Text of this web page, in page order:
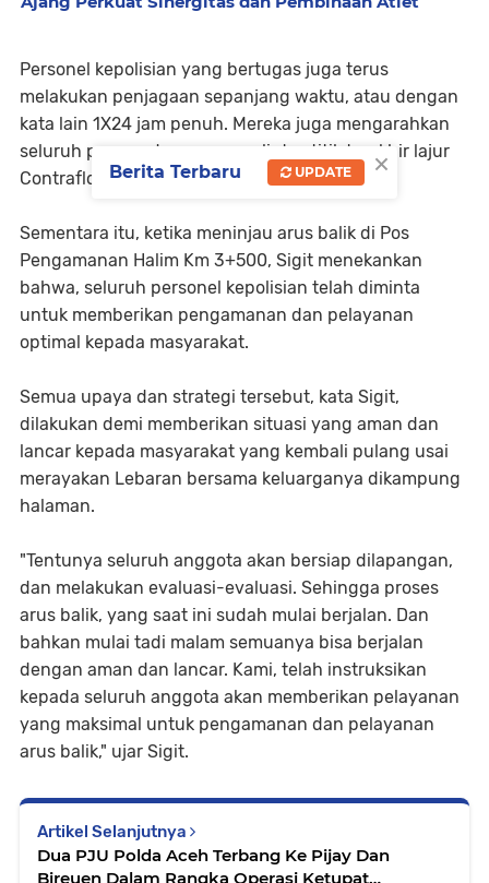
Personel kepolisian yang bertugas juga terus
melakukan penjagaan sepanjang waktu, atau dengan
kata lain 1X24 jam penuh. Mereka juga mengarahkan
seluruh pengendara yang melintas titik terakhir lajur
Contraflow tersebut.
Sementara itu, ketika meninjau arus balik di Pos
Pengamanan Halim Km 3+500, Sigit menekankan
bahwa, seluruh personel kepolisian telah diminta
untuk memberikan pengamanan dan pelayanan
optimal kepada masyarakat.
Semua upaya dan strategi tersebut, kata Sigit,
dilakukan demi memberikan situasi yang aman dan
lancar kepada masyarakat yang kembali pulang usai
merayakan Lebaran bersama keluarganya dikampung
halaman.
"Tentunya seluruh anggota akan bersiap dilapangan,
dan melakukan evaluasi-evaluasi. Sehingga proses
arus balik, yang saat ini sudah mulai berjalan. Dan
bahkan mulai tadi malam semuanya bisa berjalan
dengan aman dan lancar. Kami, telah instruksikan
kepada seluruh anggota akan memberikan pelayanan
yang maksimal untuk pengamanan dan pelayanan
arus balik," ujar Sigit.
Artikel Selanjutnya
Dua PJU Polda Aceh Terbang Ke Pijay Dan
Bireuen Dalam Rangka Operasi Ketupat
×
Berita Terbaru UPDATE